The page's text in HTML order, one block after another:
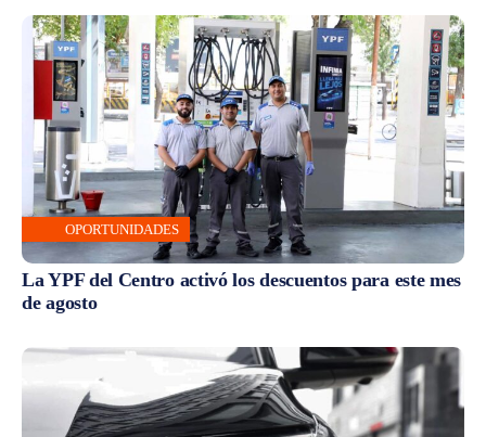
OPORTUNIDADES
La YPF del Centro activó los descuentos para este mes
de agosto